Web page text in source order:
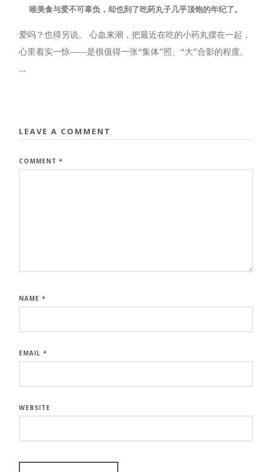
唯美食与爱不可辜负，却也到了吃药丸子几乎顶饱的年纪了。
爱吗？也得另说。 心血来潮，把最近在吃的小药丸摆在一起，
心里着实一惊——是很值得一张“集体”照、“大”合影的程度。
...
LEAVE A COMMENT
COMMENT*
NAME*
EMAIL*
WEBSITE